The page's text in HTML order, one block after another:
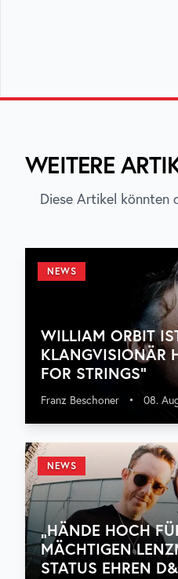
WEITERE
Diese Artikel könnten
NEWS
WILLIAM ORBIT
KLANGVISIONÄR
FOR STRINGS“
Franz Beschoner • 08.
NEWS
„HÄNDE HOCH
MÄCHTIGEN
STATUS EHREN